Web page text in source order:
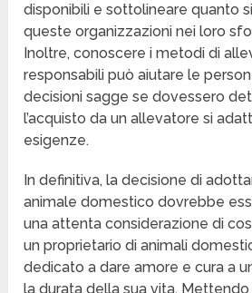
disponibili e sottolineare quanto
queste organizzazioni nei loro
Inoltre, conoscere i metodi di
responsabili può aiutare le
decisioni sagge se dovessero
l’acquisto da un allevatore si
esigenze.
In definitiva, la decisione di
animale domestico dovrebbe
una attenta considerazione di
un proprietario di animali
dedicato a dare amore e cura a
la durata della sua vita.